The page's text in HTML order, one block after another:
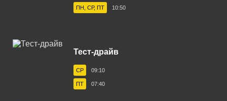
Белорецк 102.0 FM
Березники 100.1 FM
Биробиджан 106.4 FM
ПН, СР, ПТ 10:50
Тест-драйв
СР 09:10
ПТ 07:40